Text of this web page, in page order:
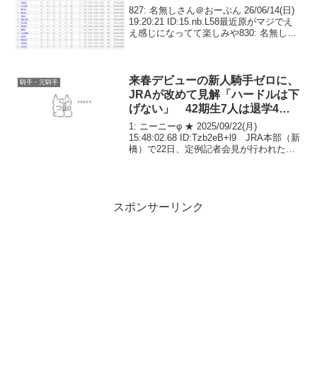
827: 名無しさん＠おーぷん 26/06/14(日)
19:20:21 ID:15.nb.L58最近原がマジでえ
え感じになってて楽しみや830: 名無しさ
騎手・元騎手
来春デビューの新人騎手ゼロに、
JRAが改めて見解「ハードルは下
げない」 42期生7人は退学4
人、留年3人
1: ニーニーφ ★ 2025/09/22(月)
15:48:02.68 ID:Tzb2eB+l9 JRA本部（新
橋）で22日、定例記者会見が行われた。
スポンサーリンク